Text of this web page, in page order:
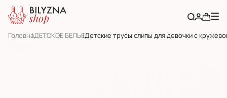
ГоловнаДЕТСКОЕ БЕЛЬЕДетские трусы слипы для девочки с